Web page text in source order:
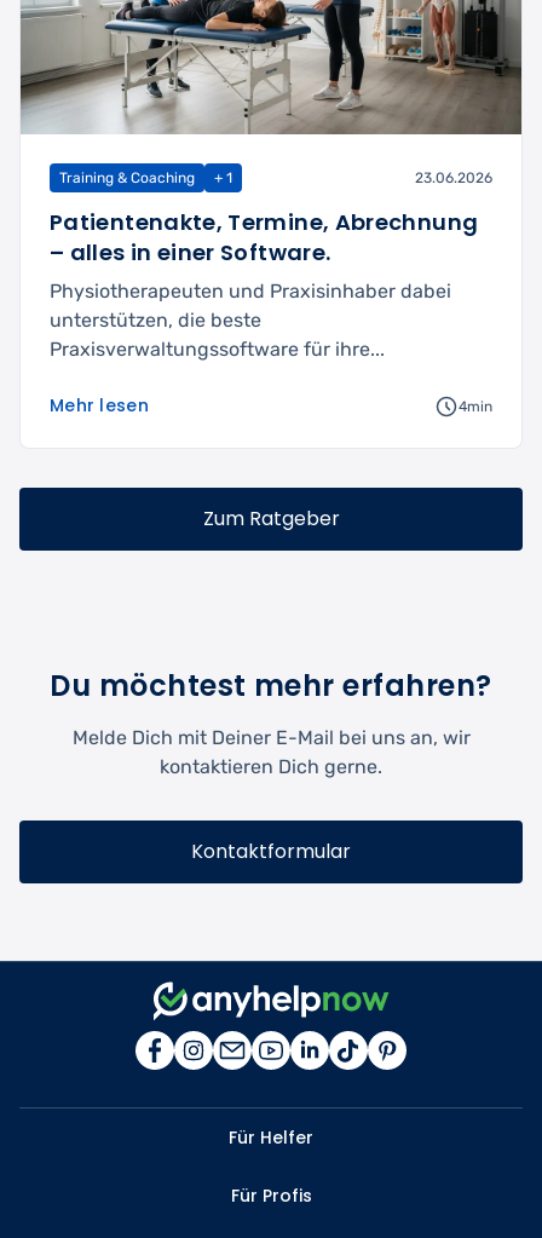
Training & Coaching + 1 23.06.2026
Patientenakte, Termine, Abrechnung
– alles in einer Software.
Physiotherapeuten und Praxisinhaber dabei
unterstützen, die beste
Praxisverwaltungssoftware für ihre...
Mehr lesen 4min
Zum Ratgeber
Du möchtest mehr erfahren?
Melde Dich mit Deiner E-Mail bei uns an, wir
kontaktieren Dich gerne.
Kontaktformular
Für Helfer
Für Profis